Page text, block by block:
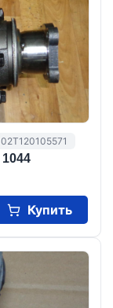
Купить